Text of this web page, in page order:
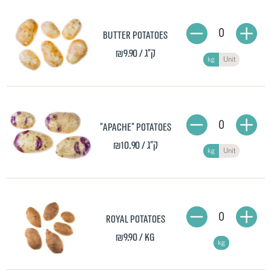
Butter potatoes
₪9.90 / ק"ג kg Unit
0
"Apache" potatoes
₪10.90 / ק"ג kg Unit
0
Royal Potatoes
₪9.90/ kg kg
0